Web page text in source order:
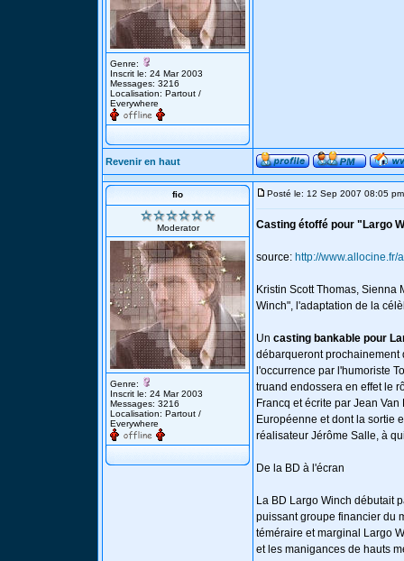
Genre:
Inscrit le: 24 Mar 2003
Messages: 3216
Localisation: Partout /
Everywhere
Revenir en haut
fio
Moderator
Genre:
Inscrit le: 24 Mar 2003
Messages: 3216
Localisation: Partout /
Everywhere
Posté le: 12 Sep 2007 08:05 pm
Casting étoffé pour "Largo
source: http://
Kristin Scott Thomas, Sienna
Winch", l'adaptation de la
Un casting bankable pour
débarqueront prochainement
l'occurrence par l'humoriste
truand endossera en effet le
Francq et écrite par Jean
Européenne et dont la sortie
réalisateur Jérôme Salle, à
De la BD à l'écran
La BD Largo Winch débutait
puissant groupe financier du
téméraire et marginal Largo
et les manigances de hauts